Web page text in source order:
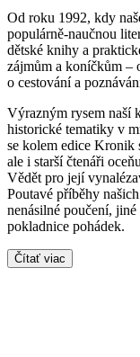
Od roku 1992, kdy
populárně-naučnou
dětské knihy a
zájmům a koníčkům –
o cestování a
Výrazným rysem naší
historické tematiky v
se kolem edice
ale i starší čtenáři
Vědět pro její
Poutavé příběhy
nenásilné poučení,
pokladnice pohádek.
Čítať viac